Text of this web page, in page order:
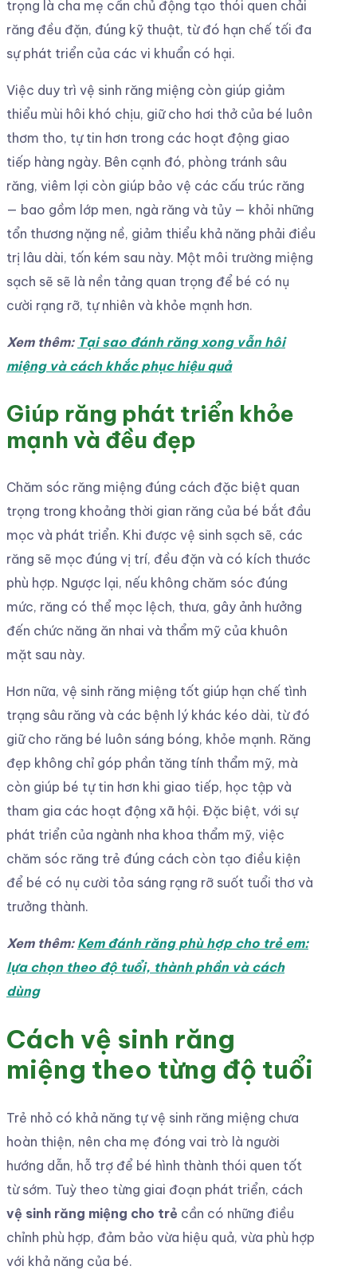
trọng là cha mẹ cần chủ động tạo thói quen chải
răng đều đặn, đúng kỹ thuật, từ đó hạn chế tối đa
sự phát triển của các vi khuẩn có hại.
Việc duy trì vệ sinh răng miệng còn giúp giảm
thiểu mùi hôi khó chịu, giữ cho hơi thở của bé luôn
thơm tho, tự tin hơn trong các hoạt động giao
tiếp hàng ngày. Bên cạnh đó, phòng tránh sâu
răng, viêm lợi còn giúp bảo vệ các cấu trúc răng
— bao gồm lớp men, ngà răng và tủy — khỏi những
tổn thương nặng nề, giảm thiểu khả năng phải điều
trị lâu dài, tốn kém sau này. Một môi trường miệng
sạch sẽ sẽ là nền tảng quan trọng để bé có nụ
cười rạng rỡ, tự nhiên và khỏe mạnh hơn.
Xem thêm: Tại sao đánh răng xong vẫn hôi
miệng và cách khắc phục hiệu quả
Giúp răng phát triển khỏe
mạnh và đều đẹp
Chăm sóc răng miệng đúng cách đặc biệt quan
trọng trong khoảng thời gian răng của bé bắt đầu
mọc và phát triển. Khi được vệ sinh sạch sẽ, các
răng sẽ mọc đúng vị trí, đều đặn và có kích thước
phù hợp. Ngược lại, nếu không chăm sóc đúng
mức, răng có thể mọc lệch, thưa, gây ảnh hưởng
đến chức năng ăn nhai và thẩm mỹ của khuôn
mặt sau này.
Hơn nữa, vệ sinh răng miệng tốt giúp hạn chế tình
trạng sâu răng và các bệnh lý khác kéo dài, từ đó
giữ cho răng bé luôn sáng bóng, khỏe mạnh. Răng
đẹp không chỉ góp phần tăng tính thẩm mỹ, mà
còn giúp bé tự tin hơn khi giao tiếp, học tập và
tham gia các hoạt động xã hội. Đặc biệt, với sự
phát triển của ngành nha khoa thẩm mỹ, việc
chăm sóc răng trẻ đúng cách còn tạo điều kiện
để bé có nụ cười tỏa sáng rạng rỡ suốt tuổi thơ và
trưởng thành.
Xem thêm: Kem đánh răng phù hợp cho trẻ em:
lựa chọn theo độ tuổi, thành phần và cách
dùng
Cách vệ sinh răng
miệng theo từng độ tuổi
Trẻ nhỏ có khả năng tự vệ sinh răng miệng chưa
hoàn thiện, nên cha mẹ đóng vai trò là người
hướng dẫn, hỗ trợ để bé hình thành thói quen tốt
từ sớm. Tuỳ theo từng giai đoạn phát triển, cách
vệ sinh răng miệng cho trẻ cần có những điều
chỉnh phù hợp, đảm bảo vừa hiệu quả, vừa phù hợp
với khả năng của bé.